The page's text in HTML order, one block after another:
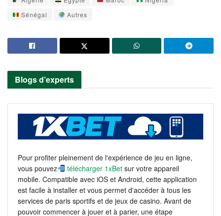
Sénégal
Autres
Blogs d’experts
Pour profiter pleinement de l'expérience de jeu en ligne,
vous pouvez
télécharger 1xBet sur votre appareil
mobile. Compatible avec iOS et Android, cette application
est facile à installer et vous permet d'accéder à tous les
services de paris sportifs et de jeux de casino. Avant de
pouvoir commencer à jouer et à parier, une étape